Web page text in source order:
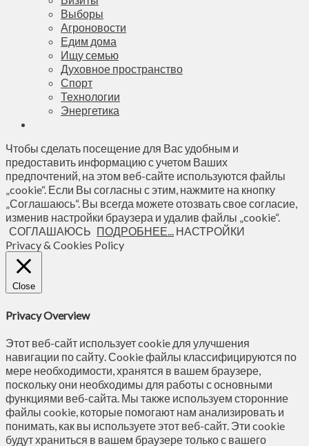
Выборы
Агроновости
Едим дома
Ищу семью
Духовное пространство
Спорт
Технологии
Энергетика
Чтобы сделать посещение для Вас удобным и
предоставить информацию с учетом Ваших
предпочтений, на этом веб-сайте используются файлы
„cookie“. Если Вы согласны с этим, нажмите на кнопку
„Соглашаюсь“. Вы всегда можете отозвать свое согласие,
изменив настройки браузера и удалив файлы „cookie“.
СОГЛАШАЮСЬ ПОДРОБНЕЕ... НАСТРОЙКИ
Privacy & Cookies Policy
Close
Privacy Overview
Этот веб-сайт использует cookie для улучшения
навигации по сайту. Сookie файлы классифицируются по
мере необходимости, хранятся в вашем браузере,
поскольку они необходимы для работы с основными
функциями веб-сайта. Мы также используем сторонние
файлы cookie, которые помогают нам анализировать и
понимать, как вы используете этот веб-сайт. Эти cookie
будут храниться в вашем браузере только с вашего